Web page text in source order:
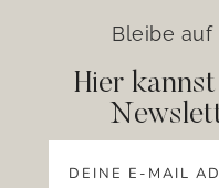
Bleibe auf
Hier